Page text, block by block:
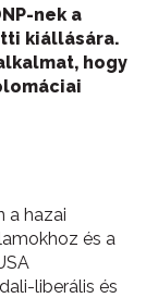
nek a
kiállására.
hogy
a hazai
és a
liberális és